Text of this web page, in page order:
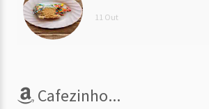
11 Out
Cafezinho...